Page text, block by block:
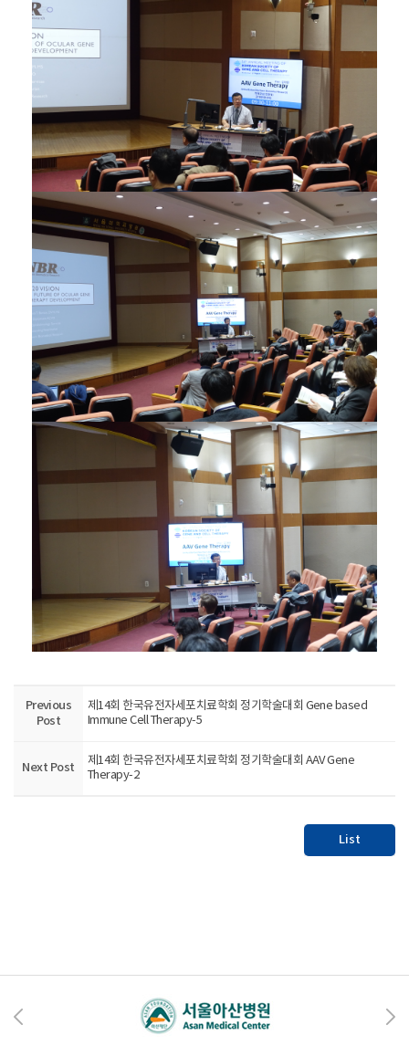
Previous
Post
제14회 한국유전자세포치료학회 정기학술대회 Gene based
Immune Cell Therapy-5
Next Post
제14회 한국유전자세포치료학회 정기학술대회 AAV Gene
Therapy-2
List